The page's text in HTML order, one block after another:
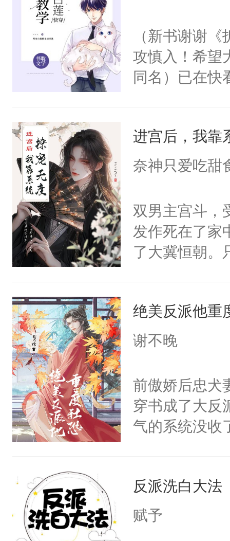
（新书谢谢
攻慎入！希望
同名）已在快
成为所有白莲
I，他们决定
莲花可不止有
点脑袋，看着
常见问题一：
教科书版：“
母的微笑：“
留看着面前
人，突然醒悟
卫天还没亮，
腰：“陛下，
不好了！”“那
小白莲：“嘤
胡说，我没碰
进宫后，我靠
奈神只爱吃甜
双男主宫斗，
发作死在了家
了大冀恒朝。
惜被人暗害，
绝。主神知晓
朝，一个从未
为三种性别。
构与男子相同
了一颗红色
人，最终坐上
绝美反派他重
谢不晚
前傲娇后忠犬
穿书成了大反
气的系统没收
用见人，因为
言神龙见首不
反派洗白大法
赋予